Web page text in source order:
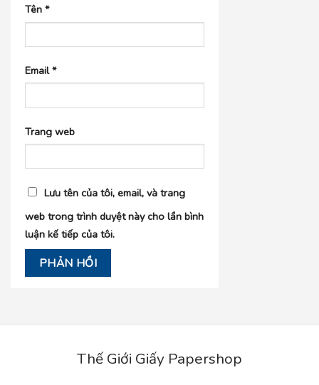
Tên *
Email*
Trang web
Lưu tên của tôi, email, và trang
web trong trình duyệt này cho lần bình
luận kế tiếp của tôi.
Thế Giới Giấy Papershop